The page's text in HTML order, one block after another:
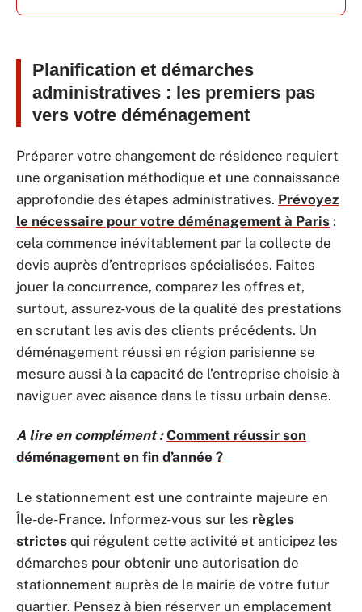
Planification et démarches
administratives : les premiers pas
vers votre déménagement
Préparer votre changement de résidence requiert
une organisation méthodique et une connaissance
approfondie des étapes administratives. Prévoyez
le nécessaire pour votre déménagement à Paris :
cela commence inévitablement par la collecte de
devis auprès d’entreprises spécialisées. Faites
jouer la concurrence, comparez les offres et,
surtout, assurez-vous de la qualité des prestations
en scrutant les avis des clients précédents. Un
déménagement réussi en région parisienne se
mesure aussi à la capacité de l’entreprise choisie à
naviguer avec aisance dans le tissu urbain dense.
A lire en complément : Comment réussir son
déménagement en fin d’année ?
Le stationnement est une contrainte majeure en
Île-de-France. Informez-vous sur les règles
strictes qui régulent cette activité et anticipez les
démarches pour obtenir une autorisation de
stationnement auprès de la mairie de votre futur
quartier. Pensez à bien réserver un emplacement